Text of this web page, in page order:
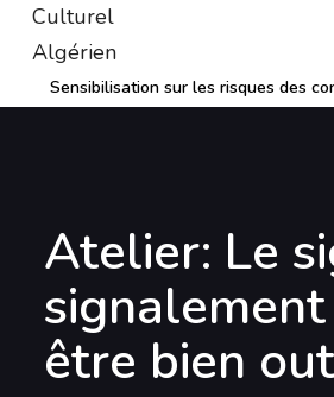
Sensibilisation sur les risques des
Atelier: Le
être bien